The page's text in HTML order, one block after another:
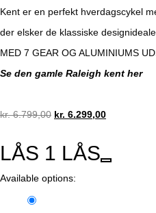
Kent er en perfekt hverdagscykel
der elsker de klassiske
MED 7 GEAR OG ALUMINIUMS
Se den gamle Raleigh kent her
kr.6.799,00 Original
kr. 6.799,00.
kr. 6.299,00Current
LÅS 1 LÅS
Available options: